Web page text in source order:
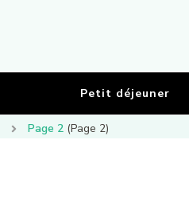
Petit déjeuner
Page 2 (Page 2)